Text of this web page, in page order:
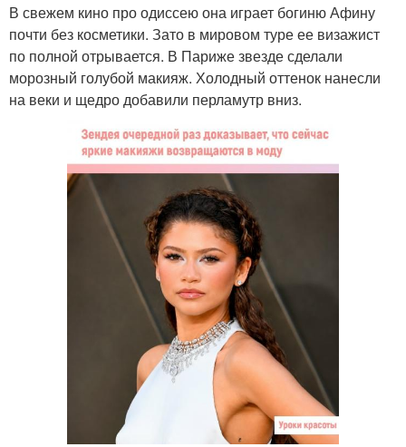
В свежем кино про одиссею она играет богиню Афину
почти без косметики. Зато в мировом туре ее визажист
по полной отрывается. В Париже звезде сделали
морозный голубой макияж. Холодный оттенок нанесли
на веки и щедро добавили перламутр вниз.